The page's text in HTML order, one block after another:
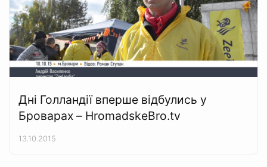
Дні Голландії вперше відбулись у
Броварах – HromadskeBro.tv
13.10.2015